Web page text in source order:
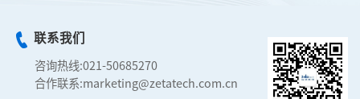
联系我们
咨询热线:021-50685270
合作联系:marketing@zetatech.com.cn